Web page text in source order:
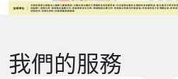
我們的服務